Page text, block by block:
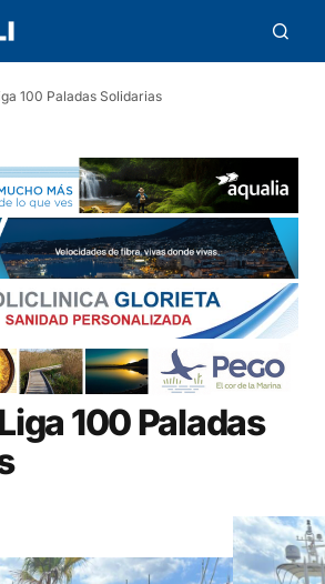
100 Paladas Solidarias
100 Paladas